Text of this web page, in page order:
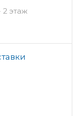
2 этаж